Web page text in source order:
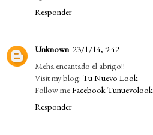
Responder
Unknown 23/1/14, 9:42
Meha encantado el abrigo!!
Visit my blog: Tu Nuevo Look
Follow meFacebook Tunuevolook
Responder